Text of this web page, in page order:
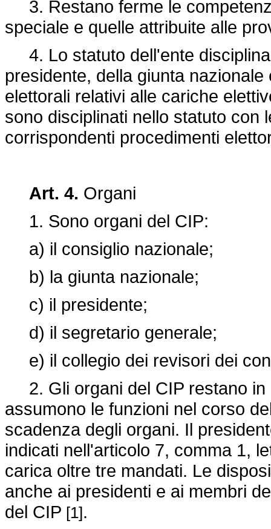
3. Restano ferme le
speciale e quelle attribuite alle
4. Lo statuto dell'ente
presidente, della giunta
elettorali relativi alle cariche
sono disciplinati nello statuto con
corrispondenti procedimenti
Art. 4. Organi
1. Sono organi del CIP:
a) il consiglio nazionale;
b) la giunta nazionale;
c) il presidente;
d) il segretario generale;
e) il collegio dei revisori dei
2. Gli organi del CIP restano in
assumono le funzioni nel corso
scadenza degli organi. Il
indicati nell'articolo 7, comma 1,
carica oltre tre mandati. Le
anche ai presidenti e ai membri
del CIP [1].